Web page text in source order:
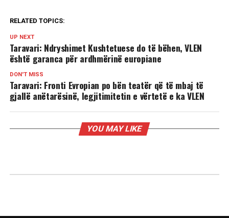
RELATED TOPICS:
UP NEXT
Taravari: Ndryshimet Kushtetuese do të bëhen, VLEN
është garanca për ardhmërinë europiane
DON'T MISS
Taravari: Fronti Evropian po bën teatër që të mbaj të
gjallë anëtarësinë, legjitimitetin e vërtetë e ka VLEN
YOU MAY LIKE